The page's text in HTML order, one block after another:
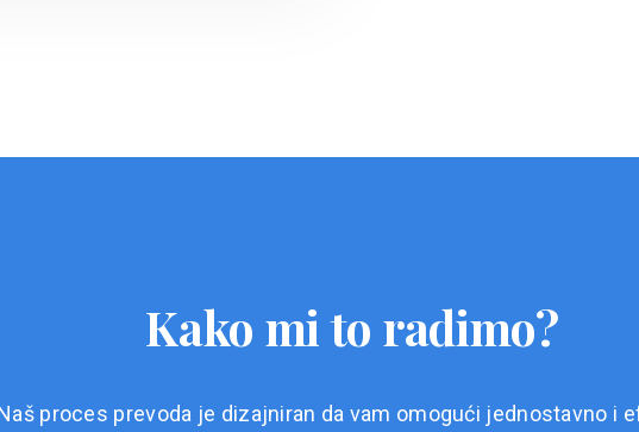
Kako mi to radimo?
proces prevoda je dizajniran da vam omogući jednostavno i